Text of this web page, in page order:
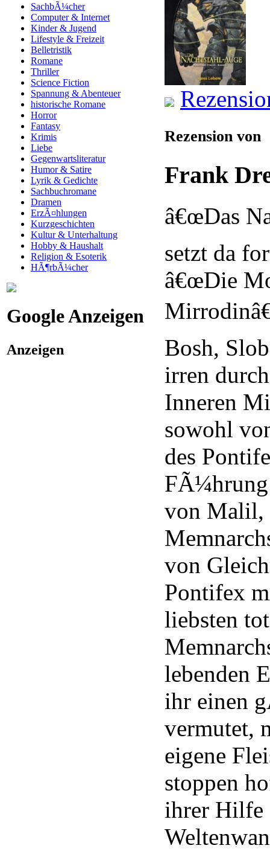
SachbÃ¼cher
Computer & Internet
Kinder & Jugend
Lifestyle & Freizeit
Belletristik
Romane
Thriller
Science Fiction
Spannung & Abenteuer
historische Romane
Horror
Fantasy
Krimis
Liebe
Gegenwartsliteratur
Humor & Satire
Lyrik & Gedichte
Sachbuchromane
Dramen
ErzÃ¤hlungen
Kurzgeschichten
Kultur & Unterhaltung
Hobby & Haushalt
Religion & Esoterik
HÃ¶rbÃ¼cher
Google Anzeigen
Anzeigen
Rezension von
Frank
â€œDas
setzt da
â€œDie
Bosh,
irren
Inneren
sowohl
des
FÃ¼hrung
von Malil,
von
Pontifex
liebsten
lebenden
ihr einen
vermutet,
eigene
stoppen
ihrer Hilfe